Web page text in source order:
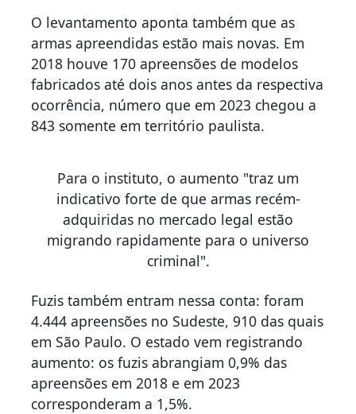
O levantamento aponta também que as
armas apreendidas estão mais novas. Em
2018 houve 170 apreensões de modelos
fabricados até dois anos antes da respectiva
ocorrência, número que em 2023 chegou a
843 somente em território paulista.
Para o instituto, o aumento "traz um
indicativo forte de que armas recém-
adquiridas no mercado legal estão
migrando rapidamente para o universo
criminal".
Fuzis também entram nessa conta: foram
4.444 apreensões no Sudeste, 910 das quais
em São Paulo. O estado vem registrando
aumento: os fuzis abrangiam 0,9% das
apreensões em 2018 e em 2023
corresponderam a 1,5%.